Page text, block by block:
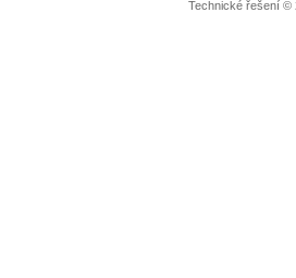
Technické řešení ©